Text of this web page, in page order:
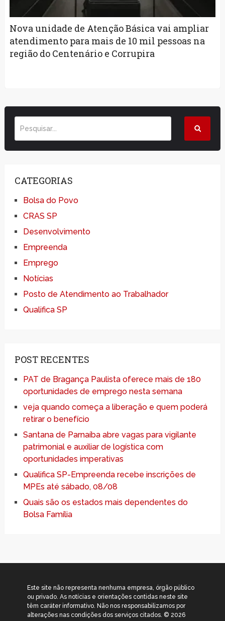
Nova unidade de Atenção Básica vai ampliar
atendimento para mais de 10 mil pessoas na
região do Centenário e Corrupira
CATEGORIAS
Bolsa do Povo
CRAS SP
Desenvolvimento
Empreenda
Emprego
Notícias
Posto de Atendimento ao Trabalhador
Qualifica SP
POST RECENTES
PAT de Bragança Paulista oferece mais de 180
oportunidades de emprego nesta semana
veja quando começa a liberação e quem poderá
retirar o benefício
Santana de Parnaíba abre vagas para vigilante
patrimonial e auxiliar de logística com
oportunidades imperativas
Qualifica SP-Empreenda recebe inscrições de
MPEs até sábado, 08/08
Quais são os estados mais dependentes do
Bolsa Família
Este site não representa nenhuma empresa, órgão público
ou privado. As notícias e orientações contidas neste site
têm caráter informativo. Não nos responsabilizamos por
alterações nas condições dos serviços citados. © 2026